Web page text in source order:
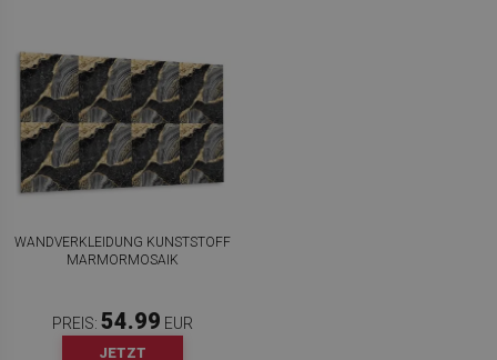
WANDVERKLEIDUNG KUNSTSTOFF
MARMORMOSAIK
PREIS: 54.99 EUR
JETZT